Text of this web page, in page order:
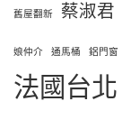
舊屋翻新 蔡淑君
娘仲介 通馬桶 鋁門窗
法國台北